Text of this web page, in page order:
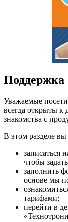
Поддержка
Уважаемые
всегда открыты к
знакомства с
В этом разделе
записаться
чтобы
заполнить
основе мы
тарифами;
перейти в